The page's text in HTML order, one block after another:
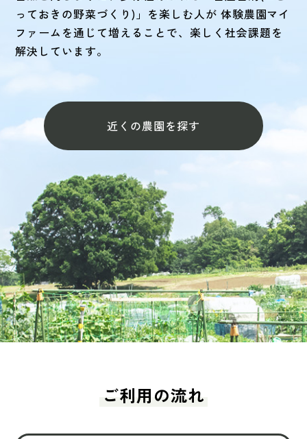
っておきの野菜づくり)」を楽しむ人が 体験農園マイ
ファームを通じて増えることで、楽しく社会課題を
解決しています。
近くの農園を探す
ご利用の流れ